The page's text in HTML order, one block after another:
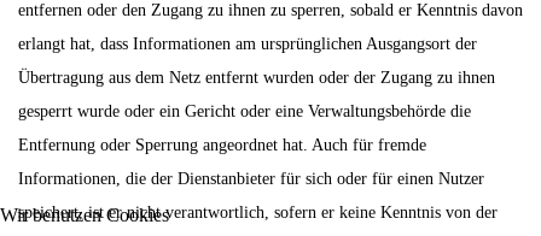
entfernen oder den Zugang zu ihnen zu sperren, sobald er Kenntnis davon
erlangt hat, dass Informationen am ursprünglichen Ausgangsort der
Übertragung aus dem Netz entfernt wurden oder der Zugang zu ihnen
gesperrt wurde oder ein Gericht oder eine Verwaltungsbehörde die
Entfernung oder Sperrung angeordnet hat. Auch für fremde
Informationen, die der Dienstanbieter für sich oder für einen Nutzer
speichert, ist er nicht verantwortlich, sofern er keine Kenntnis von der
Wir benutzen Cookies